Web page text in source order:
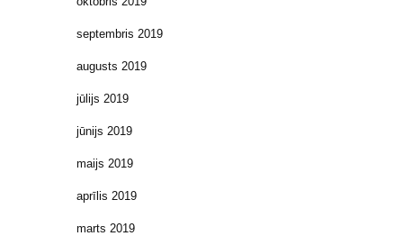
septembris 2019
augusts 2019
jūlijs 2019
jūnijs 2019
maijs 2019
aprīlis 2019
marts 2019